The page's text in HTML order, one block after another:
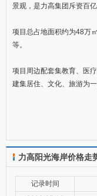
景观，是力高集团斥资百
项目总占地面积约为48万
等。
项目周边配套集教育、医
建集居住、文化、旅游为
力高阳光海岸价格走
记录时间